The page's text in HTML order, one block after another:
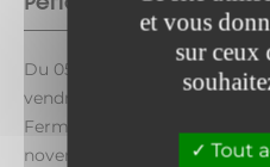
et vous
sur ceux
Tout
Du 05/10 au 18/12/2026 le
vendredi de 14h à 18h.
Fermetures exceptionnelles
novembre.